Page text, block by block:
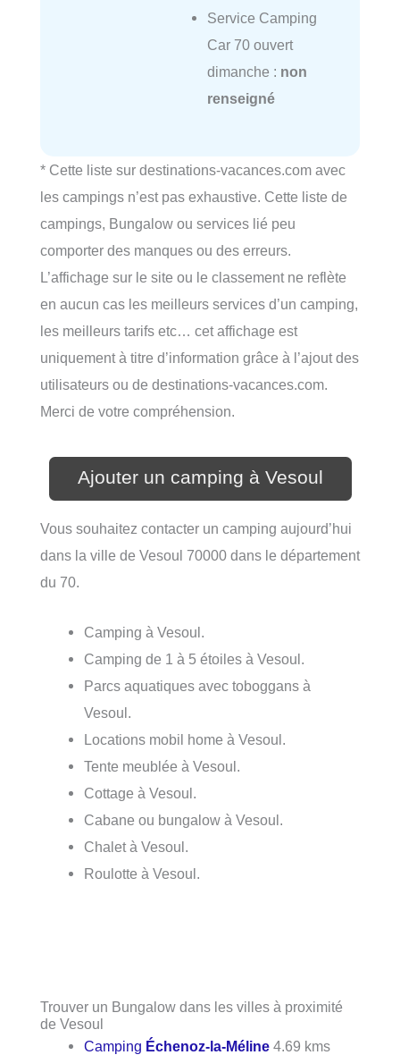
Service Camping
Car 70 ouvert
dimanche : non
renseigné
* Cette liste sur destinations-vacances.com avec
les campings n’est pas exhaustive. Cette liste de
campings, Bungalow ou services lié peu
comporter des manques ou des erreurs.
L’affichage sur le site ou le classement ne reflète
en aucun cas les meilleurs services d’un camping,
les meilleurs tarifs etc… cet affichage est
uniquement à titre d’information grâce à l’ajout des
utilisateurs ou de destinations-vacances.com.
Merci de votre compréhension.
Ajouter un camping à Vesoul
Vous souhaitez contacter un camping aujourd’hui
dans la ville de Vesoul 70000 dans le département
du 70.
Camping à Vesoul.
Camping de 1 à 5 étoiles à Vesoul.
Parcs aquatiques avec toboggans à
Vesoul.
Locations mobil home à Vesoul.
Tente meublée à Vesoul.
Cottage à Vesoul.
Cabane ou bungalow à Vesoul.
Chalet à Vesoul.
Roulotte à Vesoul.
Trouver un Bungalow dans les villes à proximité
de Vesoul
Camping Échenoz-la-Méline 4.69 kms